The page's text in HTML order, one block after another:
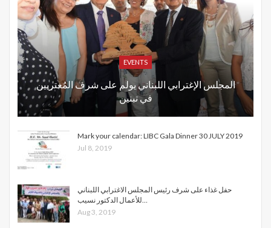
EVENTS
المجلس الإغترابي اللبناني يولم على شرف المُغتربين
في تبنين
Mark your calendar: LIBC Gala Dinner 30 JULY 2019
Jul 8, 2019
حفل غذاء على شرف رئيس المجلس الاغترابي اللبناني
Aug 3, 2019